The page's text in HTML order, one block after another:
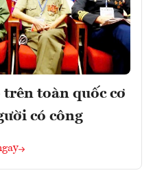
toàn quốc cơ
có công